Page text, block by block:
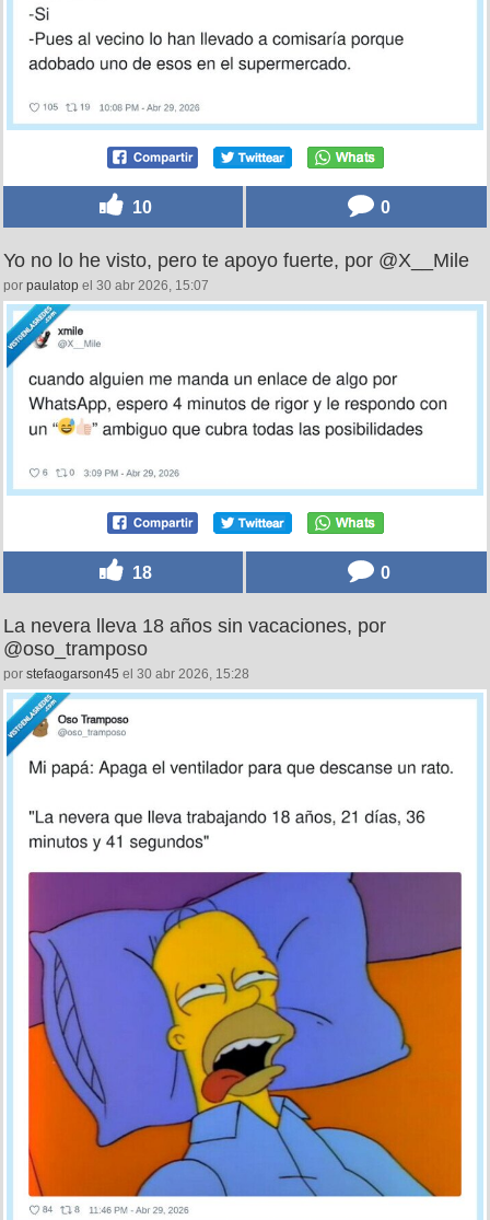
10 0
Yo no lo he visto, pero te apoyo fuerte, por @X__Mile
por paulatop el 30 abr 2026, 15:07
18 0
La nevera lleva 18 años sin vacaciones, por
@oso_tramposo
por stefaogarson45 el 30 abr 2026, 15:28